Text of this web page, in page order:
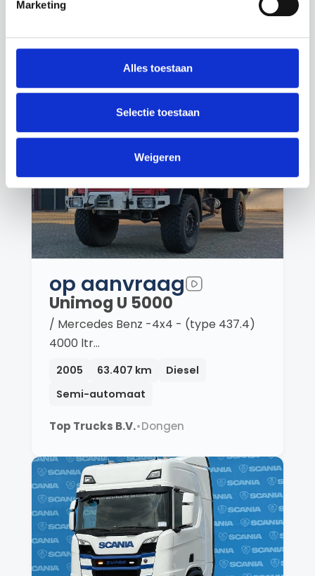
Marketing
Alles toestaan
Selectie toestaan
Weigeren
Steel…
1999 77.797 km Diesel CVT
Top Trucks B.V.•Dongen
Unimog U 5000
op aanvraag
/ Mercedes Benz -4x4 - (type 437.4)
4000 ltr…
2005 63.407 km
Diesel
Semi-automaat
Top Trucks B.V.•Dongen